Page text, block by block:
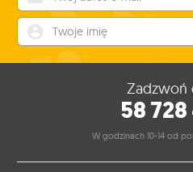
Zadzwoń
58 728
W godzinach 10-14 od